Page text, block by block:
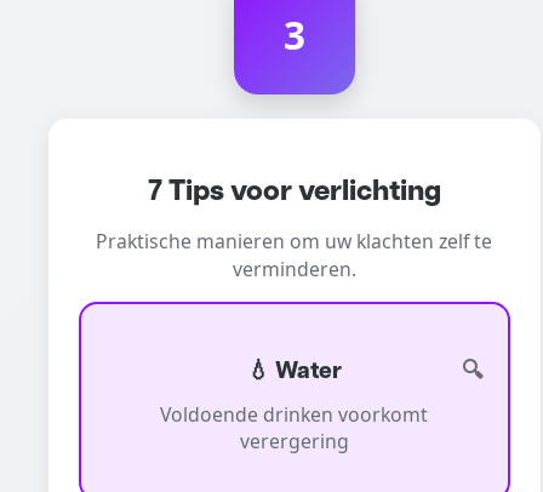
3
7 Tips voor verlichting
Praktische manieren om uw klachten zelf te
verminderen.
💧 Water
Voldoende drinken voorkomt
verergering